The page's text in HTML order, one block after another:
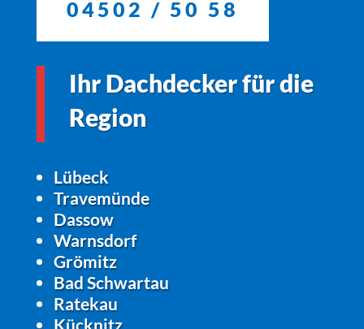
04502 / 50 58
Ihr Dachdecker für die
Region
Lübeck
Travemünde
Dassow
Warnsdorf
Grömitz
Bad Schwartau
Ratekau
Kücknitz